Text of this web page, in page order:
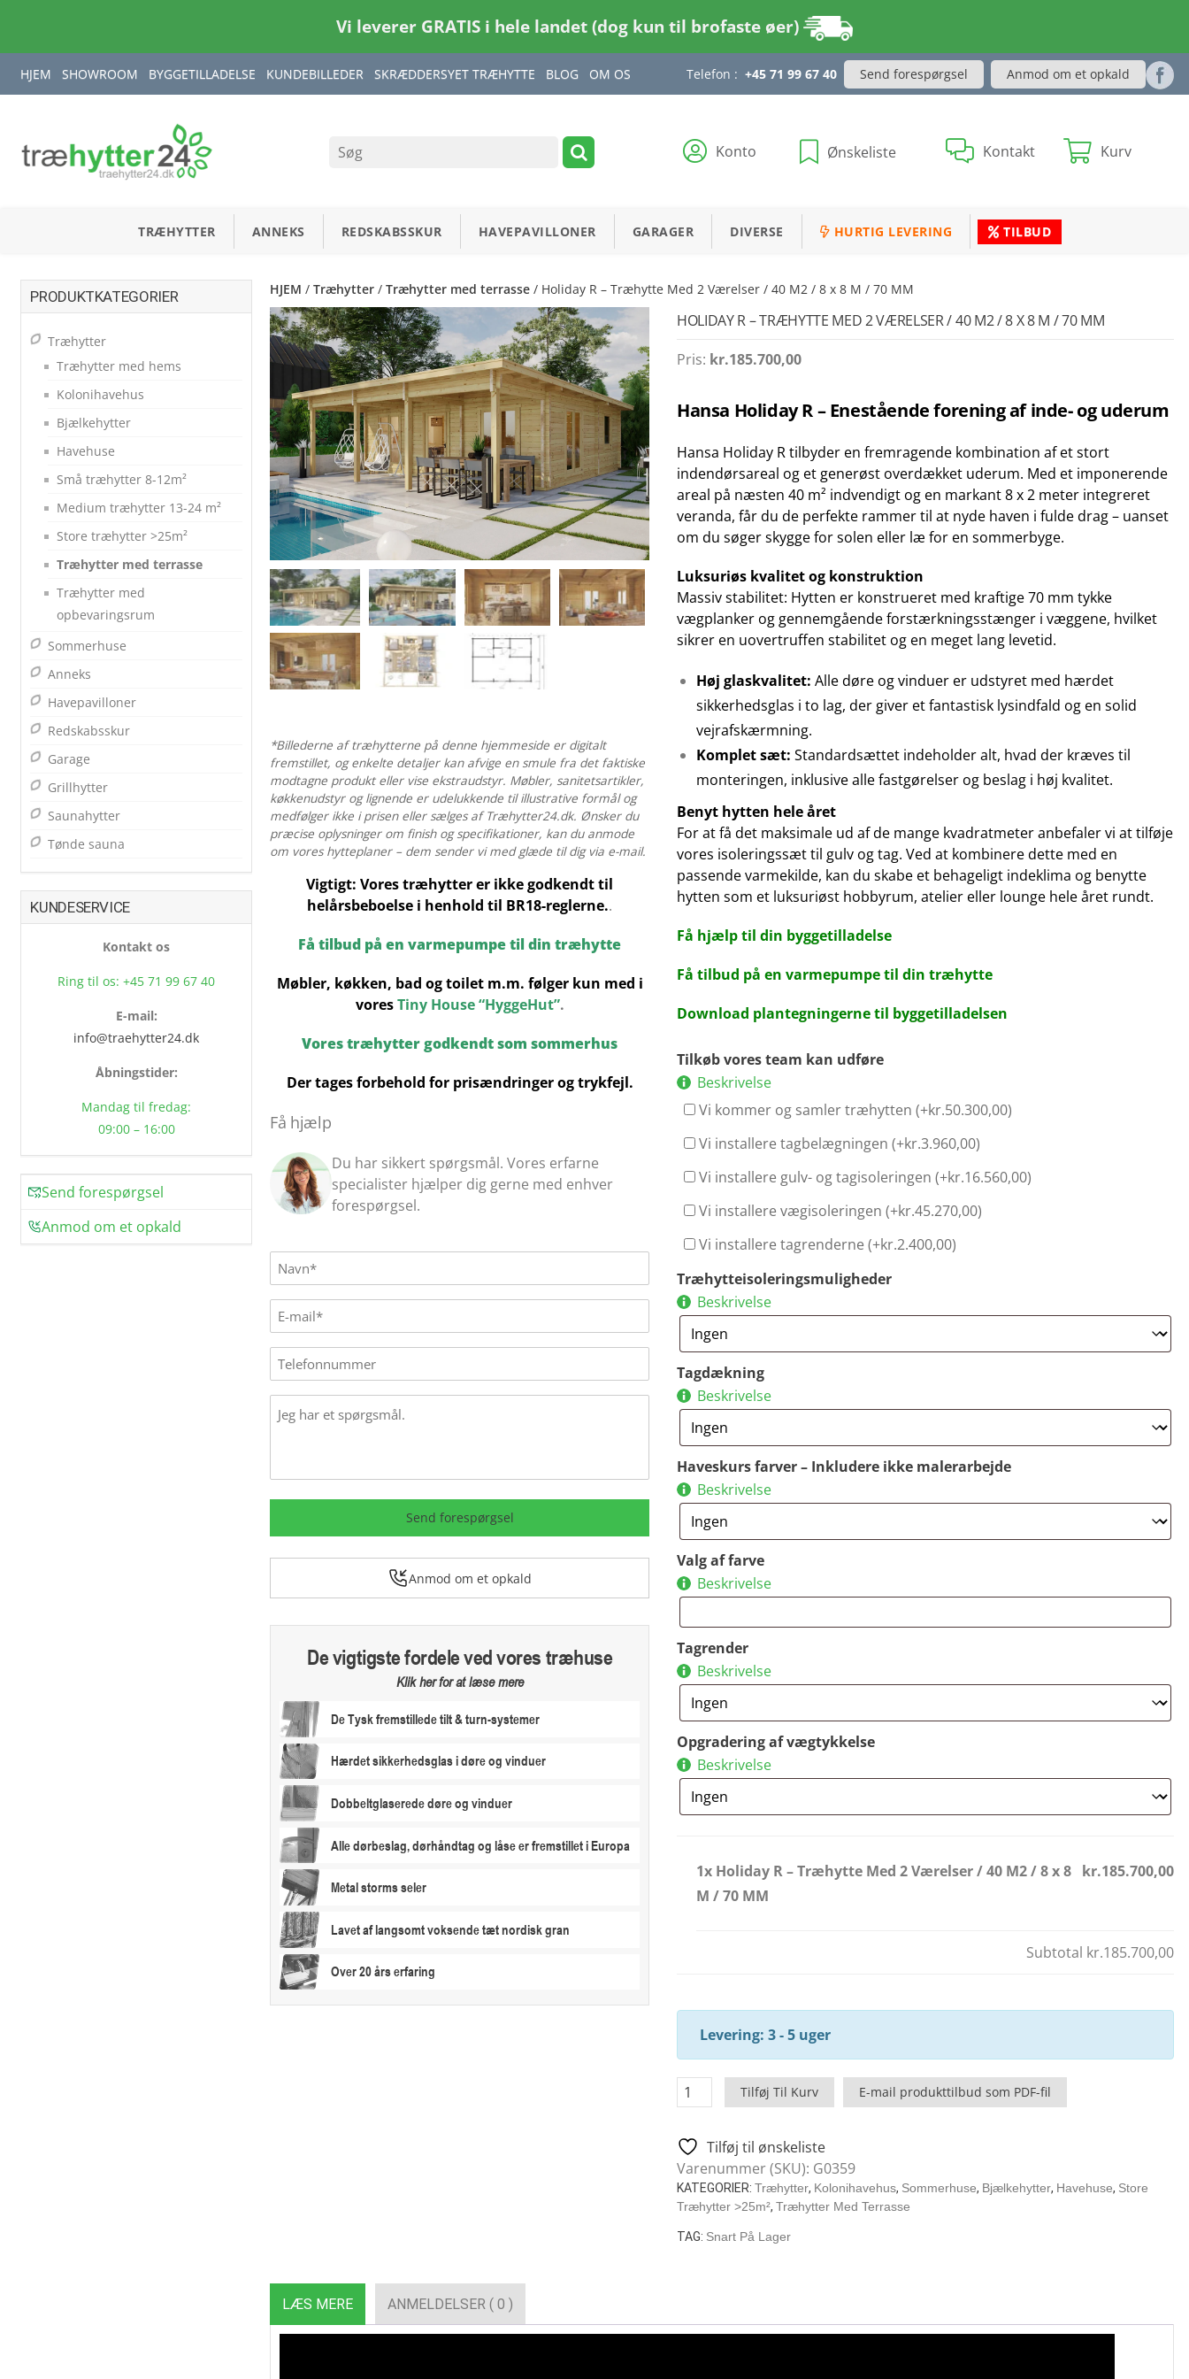
Vi leverer GRATIS i hele landet (dog kun til brofaste øer)
HJEM SHOWROOM BYGGETILLADELSE KUNDEBILLEDER SKRÆDDERSYET TRÆHYTTE BLOG OM OS Telefon : +45 71 99 67 40 Send forespørgsel Anmod om et opkald
Konto Ønskeliste Kontakt Kurv
TRÆHYTTER ANNEKS REDSKABSSKUR HAVEPAVILLONER GARAGER DIVERSE HURTIG LEVERING TILBUD
HJEM /Træhytter /Træhytter med terrasse / Holiday R – Træhytte Med 2 Værelser / 40 M2 / 8 x 8 M / 70 MM
*Billederne af træhytterne på denne hjemmeside er digitalt
fremstillet, og enkelte detaljer kan afvige en smule fra det faktiske
modtagne produkt eller vise ekstraudstyr. Møbler, sanitetsartikler,
køkkenudstyr og lignende er udelukkende til illustrative formål og
medfølger ikke i prisen eller sælges af Træhytter24.dk. Ønsker du
præcise oplysninger om finish og specifikationer, kan du anmode
om vores hytteplaner – dem sender vi med glæde til dig via e-mail.
Vigtigt: Vores træhytter er ikke godkendt til
helårsbeboelse i henhold til BR18-reglerne..
Få tilbud på en varmepumpe til din træhytte
Møbler, køkken, bad og toilet m.m. følger kun med i
voresTiny House “HyggeHut”.
Vores træhytter godkendt som sommerhus
Der tages forbehold for prisændringer og trykfejl.
Få hjælp
Du har sikkert spørgsmål. Vores erfarne
specialister hjælper dig gerne med enhver
forespørgsel.
Name(Påkrævet)
E-
mail(Påkrævet)
Phone
Message
Send forespørgsel
Anmod om et opkald
De vigtigste fordele ved vores træhuse
Klik her for at læse mere
De Tysk fremstillede tilt & turn-systemer
Hærdet sikkerhedsglas i døre og vinduer
Dobbeltglaserede døre og vinduer
Alle dørbeslag, dørhåndtag og låse er fremstillet i Europa
Metal storms seler
Lavet af langsomt voksende tæt nordisk gran
Over 20 års erfaring
HOLIDAY R – TRÆHYTTE MED 2 VÆRELSER / 40 M2 / 8 X 8 M / 70 MM
Pris: kr.185.700,00
Hansa Holiday R – Enestående forening af inde- og uderum
Hansa Holiday R tilbyder en fremragende kombination af et stort
indendørsareal og et generøst overdækket uderum. Med et imponerende
areal på næsten 40 m² indvendigt og en markant 8 x 2 meter integreret
veranda, får du de perfekte rammer til at nyde haven i fulde drag – uanset
om du søger skygge for solen eller læ for en sommerbyge.
Luksuriøs kvalitet og konstruktion
Massiv stabilitet: Hytten er konstrueret med kraftige 70 mm tykke
vægplanker og gennemgående forstærkningsstænger i væggene, hvilket
sikrer en uovertruffen stabilitet og en meget lang levetid.
Høj glaskvalitet: Alle døre og vinduer er udstyret med hærdet
sikkerhedsglas i to lag, der giver et fantastisk lysindfald og en solid
vejrafskærmning.
Komplet sæt: Standardsættet indeholder alt, hvad der kræves til
monteringen, inklusive alle fastgørelser og beslag i høj kvalitet.
Benyt hytten hele året
For at få det maksimale ud af de mange kvadratmeter anbefaler vi at tilføje
vores isoleringssæt til gulv og tag. Ved at kombinere dette med en
passende varmekilde, kan du skabe et behageligt indeklima og benytte
hytten som et luksuriøst hobbyrum, atelier eller lounge hele året rundt.
Få hjælp til din byggetilladelse
Få tilbud på en varmepumpe til din træhytte
Download plantegningerne til byggetilladelsen
Tilkøb vores team kan udføre
Beskrivelse
Vi kommer og samler træhytten (+kr.50.300,00)
Vi installere tagbelægningen (+kr.3.960,00)
Vi installere gulv- og tagisoleringen (+kr.16.560,00)
Vi installere vægisoleringen (+kr.45.270,00)
Vi installere tagrenderne (+kr.2.400,00)
Træhytteisoleringsmuligheder
Beskrivelse
Tagdækning
Beskrivelse
Haveskurs farver – Inkludere ikke malerarbejde
Beskrivelse
Valg af farve
Beskrivelse
Tagrender
Beskrivelse
Opgradering af vægtykkelse
Beskrivelse
1x Holiday R – Træhytte Med 2 Værelser / 40 M2 / 8 x 8
M / 70 MM
kr.185.700,00
Subtotal kr.185.700,00
Levering: 3 - 5 uger
Holiday
R
Træhytte
Med
2
Værelser
/
8
Tilføj Til Kurv E-mail produkttilbud som PDF-fil
Tilføj til ønskeliste
Varenummer (SKU): G0359
KATEGORIER:Træhytter, Kolonihavehus, Sommerhuse, Bjælkehytter, Havehuse, Store
Træhytter >25m²,Træhytter Med Terrasse
TAG: Snart På Lager
LÆS MERE ANMELDELSER ( 0 )
PRODUKTKATEGORIER
Træhytter
Træhytter med hems
Kolonihavehus
Bjælkehytter
Havehuse
Små træhytter 8-12m²
Medium træhytter 13-24 m²
Store træhytter >25m²
Træhytter med terrasse
Træhytter med
opbevaringsrum
Sommerhuse
Anneks
Havepavilloner
Redskabsskur
Garage
Grillhytter
Saunahytter
Tønde sauna
KUNDESERVICE
Kontakt os
Ring til os: +45 71 99 67 40
E-mail:
info@traehytter24.dk
Åbningstider:
Mandag til fredag:
09:00 – 16:00
Send forespørgsel
Anmod om et opkald